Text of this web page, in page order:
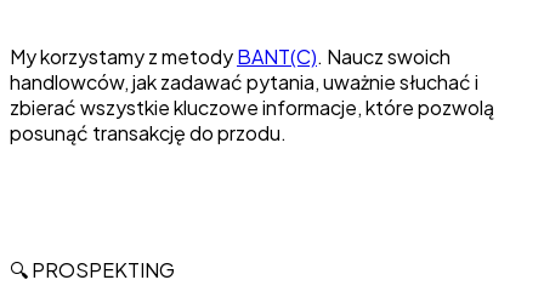
My korzystamy z metodyBANT(C). Naucz swoich
handlowców, jak zadawać pytania, uważnie słuchać i
zbierać wszystkie kluczowe informacje, które pozwolą
posunąć transakcję do przodu.
🔍 PROSPEKTING